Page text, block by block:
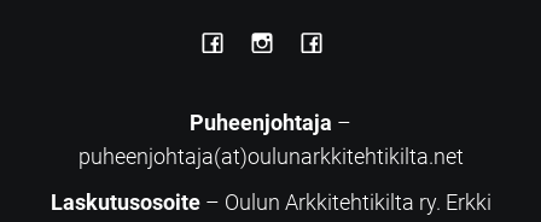
Puheenjohtaja –
puheenjohtaja(at)oulunarkkitehtikilta.net
Laskutusosoite– Oulun Arkkitehtikilta ry. Erkki